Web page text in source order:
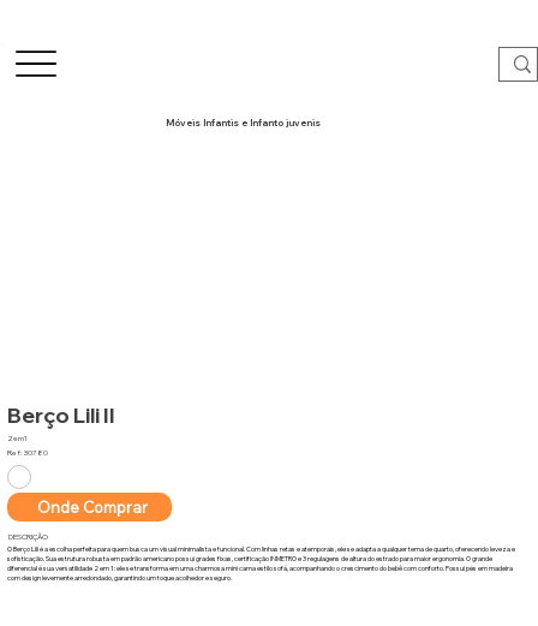
Móveis Infantis e Infanto juvenis
Berço Lili II
2em1
Ref: 30780
Onde Comprar
DESCRIÇÃO
O Berço Lili é a escolha perfeita para quem busca um visual minimalista e funcional. Com linhas retas e atemporais, ele se adapta a qualquer tema de quarto, oferecendo leveza e
sofisticação. Sua estrutura robusta em padrão americano possui grades fixas, certificação INMETRO e 3 regulagens de altura do estrado para maior ergonomia. O grande
diferencial é sua versatilidade 2 em 1: ele se transforma em uma charmosa mini cama estilo sofá, acompanhando o crescimento do bebê com conforto. Possui pés em madeira
com design levemente arredondado, garantindo um toque acolhedor e seguro.